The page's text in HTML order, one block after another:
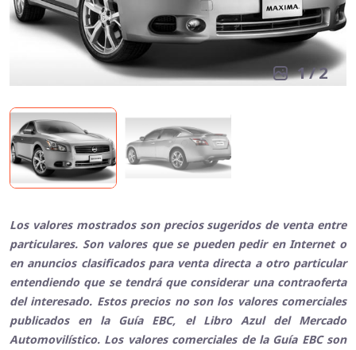
1/2
Los valores mostrados son precios sugeridos de venta entre
particulares. Son valores que se pueden pedir en Internet o
en anuncios clasificados para venta directa a otro particular
entendiendo que se tendrá que considerar una contraoferta
del interesado. Estos precios no son los valores comerciales
publicados en la Guía EBC, el Libro Azul del Mercado
Automovilístico. Los valores comerciales de la Guía EBC son